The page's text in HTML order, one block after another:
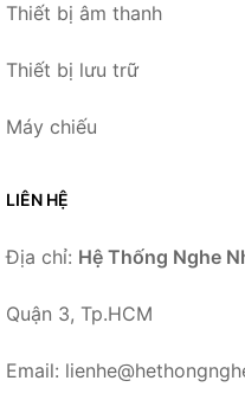
Thiết bị âm thanh
Thiết bị lưu trữ
Máy chiếu
LIÊN HỆ
Địa chỉ: Hệ Thống Nghe
Quận 3, Tp.HCM
Email: